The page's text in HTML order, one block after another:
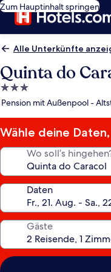
Zum Hauptinhalt springen
Alle Unterkünfte
Quinta do
3.0-
Sterne-
Pension mit Außenpool -
Wähle deine
Wo soll’s
Daten
Gäste